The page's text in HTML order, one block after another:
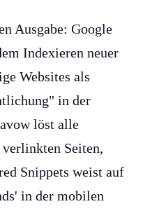
Ausgabe: Google
Indexieren neuer
Websites als
in der
löst alle
Seiten,
Snippets weist auf
in der mobilen